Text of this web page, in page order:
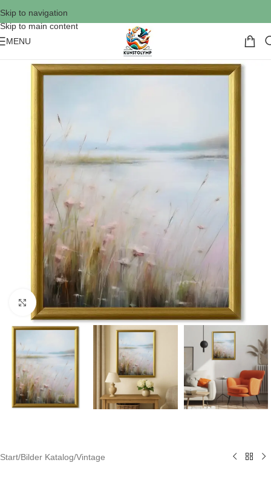
Skip to navigation
Skip to main content
MENU
Click to enlarge
Start/Bilder Katalog/Vintage